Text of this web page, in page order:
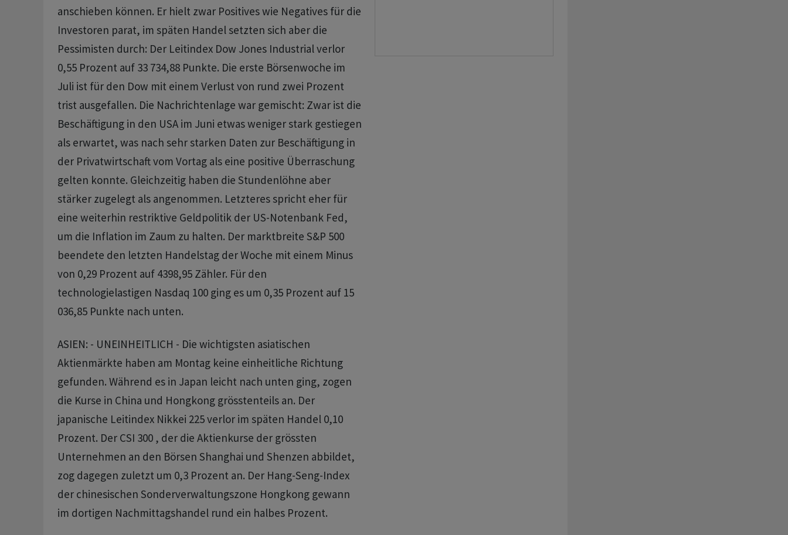
anschieben können. Er hielt zwar Positives wie Negatives für die
Investoren parat, im späten Handel setzten sich aber die
Pessimisten durch: Der Leitindex Dow Jones Industrial verlor
0,55 Prozent auf 33 734,88 Punkte. Die erste Börsenwoche im
Juli ist für den Dow mit einem Verlust von rund zwei Prozent
trist ausgefallen. Die Nachrichtenlage war gemischt: Zwar ist die
Beschäftigung in den USA im Juni etwas weniger stark gestiegen
als erwartet, was nach sehr starken Daten zur Beschäftigung in
der Privatwirtschaft vom Vortag als eine positive Überraschung
gelten konnte. Gleichzeitig haben die Stundenlöhne aber
stärker zugelegt als angenommen. Letzteres spricht eher für
eine weiterhin restriktive Geldpolitik der US-Notenbank Fed,
um die Inflation im Zaum zu halten. Der marktbreite S&P 500
beendete den letzten Handelstag der Woche mit einem Minus
von 0,29 Prozent auf 4398,95 Zähler. Für den
technologielastigen Nasdaq 100 ging es um 0,35 Prozent auf 15
036,85 Punkte nach unten.
ASIEN: - UNEINHEITLICH - Die wichtigsten asiatischen
Aktienmärkte haben am Montag keine einheitliche Richtung
gefunden. Während es in Japan leicht nach unten ging, zogen
die Kurse in China und Hongkong grösstenteils an. Der
japanische Leitindex Nikkei 225 verlor im späten Handel 0,10
Prozent. Der CSI 300 , der die Aktienkurse der grössten
Unternehmen an den Börsen Shanghai und Shenzen abbildet,
zog dagegen zuletzt um 0,3 Prozent an. Der Hang-Seng-Index
der chinesischen Sonderverwaltungszone Hongkong gewann
im dortigen Nachmittagshandel rund ein halbes Prozent.